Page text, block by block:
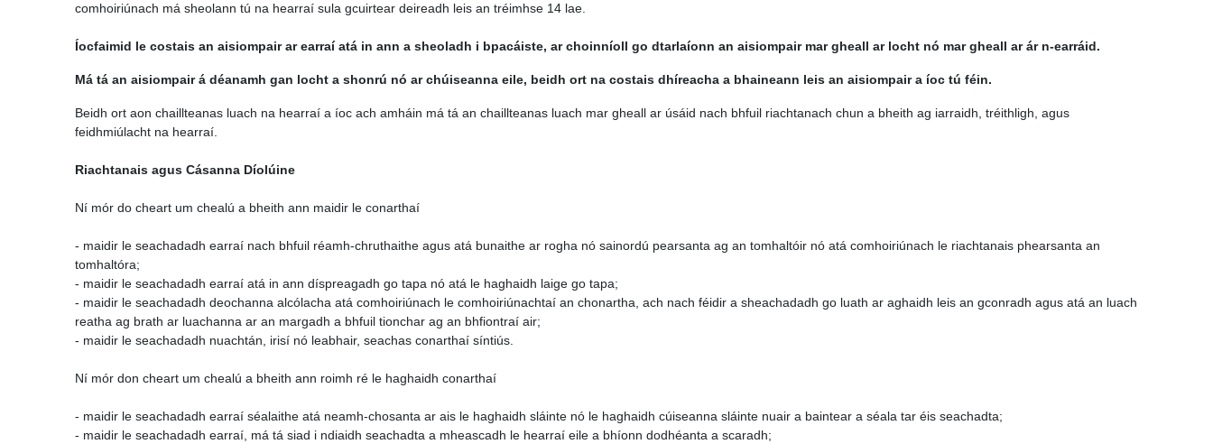
comhoiriúnach má sheolann tú na hearraí sula gcuirtear deireadh leis an tréimhse 14 lae.
Íocfaimid le costais an aisiompair ar earraí atá in ann a sheoladh i bpacáiste, ar choinníoll go dtarlaíonn an aisiompair mar gheall ar locht nó mar gheall ar ár n-earráid.
Má tá an aisiompair á déanamh gan locht a shonrú nó ar chúiseanna eile, beidh ort na costais dhíreacha a bhaineann leis an aisiompair a íoc tú féin.
Beidh ort aon chaillteanas luach na hearraí a íoc ach amháin má tá an chaillteanas luach mar gheall ar úsáid nach bhfuil riachtanach chun a bheith ag iarraidh, tréithligh, agus
feidhmiúlacht na hearraí.
Riachtanais agus Cásanna Díolúine
Ní mór do cheart um chealú a bheith ann maidir le conarthaí
- maidir le seachadadh earraí nach bhfuil réamh-chruthaithe agus atá bunaithe ar rogha nó sainordú pearsanta ag an tomhaltóir nó atá comhoiriúnach le riachtanais phearsanta an
tomhaltóra;
- maidir le seachadadh earraí atá in ann díspreagadh go tapa nó atá le haghaidh laige go tapa;
- maidir le seachadadh deochanna alcólacha atá comhoiriúnach le comhoiriúnachtaí an chonartha, ach nach féidir a sheachadadh go luath ar aghaidh leis an gconradh agus atá an luach
reatha ag brath ar luachanna ar an margadh a bhfuil tionchar ag an bhfiontraí air;
- maidir le seachadadh nuachtán, irisí nó leabhair, seachas conarthaí síntiús.
Ní mór don cheart um chealú a bheith ann roimh ré le haghaidh conarthaí
- maidir le seachadadh earraí séalaithe atá neamh-chosanta ar ais le haghaidh sláinte nó le haghaidh cúiseanna sláinte nuair a baintear a séala tar éis seachadta;
- maidir le seachadadh earraí, má tá siad i ndiaidh seachadta a mheascadh le hearraí eile a bhíonn dodhéanta a scaradh;